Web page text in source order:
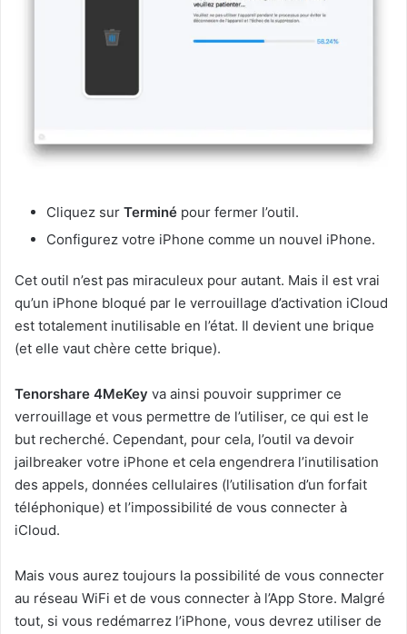
Cliquez sur Terminé pour fermer l’outil.
Configurez votre iPhone comme un nouvel iPhone.
Cet outil n’est pas miraculeux pour autant. Mais il est vrai
qu’un iPhone bloqué par le verrouillage d’activation iCloud
est totalement inutilisable en l’état. Il devient une brique
(et elle vaut chère cette brique).
Tenorshare 4MeKey va ainsi pouvoir supprimer ce
verrouillage et vous permettre de l’utiliser, ce qui est le
but recherché. Cependant, pour cela, l’outil va devoir
jailbreaker votre iPhone et cela engendrera l’inutilisation
des appels, données cellulaires (l’utilisation d’un forfait
téléphonique) et l’impossibilité de vous connecter à
iCloud.
Mais vous aurez toujours la possibilité de vous connecter
au réseau WiFi et de vous connecter à l’App Store. Malgré
tout, si vous redémarrez l’iPhone, vous devrez utiliser de